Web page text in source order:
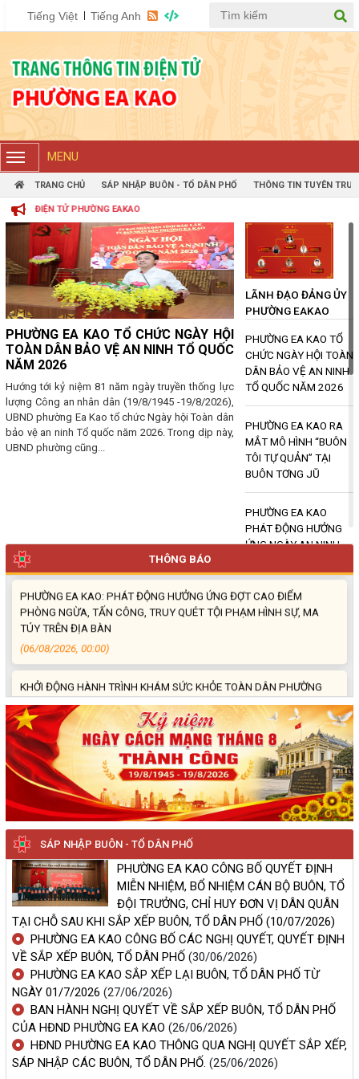
Tiếng Việt Tiếng Anh
MENU
TRANG CHỦ SÁP NHẬP BUÔN - TỔ DÂN PHỐ THÔNG TIN TUYÊN
EAKAO
PHƯỜNG EA KAO TỔ CHỨC NGÀY HỘI
TOÀN DÂN BẢO VỆ AN NINH TỔ QUỐC
NĂM 2026
Hướng tới kỷ niệm 81 năm ngày truyền thống lực
lượng Công an nhân dân (19/8/1945 -19/8/2026),
UBND phường Ea Kao tổ chức Ngày hội Toàn dân
bảo vệ an ninh Tổ quốc năm 2026. Trong dịp này,
UBND phường cũng...
LÃNH ĐẠO ĐẢNG ỦY
PHƯỜNG EAKAO
PHƯỜNG EA KAO TỔ
CHỨC NGÀY HỘI TOÀN
DÂN BẢO VỆ AN NINH
TỔ QUỐC NĂM 2026
PHƯỜNG EA KAO RA
MẮT MÔ HÌNH “BUÔN
TÔI TỰ QUẢN” TẠI
BUÔN TƠNG JŬ
PHƯỜNG EA KAO
PHÁT ĐỘNG HƯỞNG
ỨNG NGÀY AN NINH
2026: “VÌ MỘT KHÔNG
GIAN MẠNG NHÂN
VĂN CHO MỖI NGƯỜI”
PHÁT ĐỘNG HƯỞNG
ỨNG ĐỢT CAO ĐIỂM
PHÒNG NGỪA, TẤN
CÔNG, TRUY QUÉT TỘI
PHẠM HÌNH SỰ, MA
TÚY TRÊN ĐỊA BÀN
KHỞI ĐỘNG HÀNH
TRÌNH KHÁM SỨC
KHỎE TOÀN DÂN
PHƯỜNG EA KAO -
QUẢN LÝ SỨC KHỎE
LÂU DÀI
THÔNG BÁO
LÃNH ĐẠO ĐẢNG ỦY PHƯỜNG EAKAO
(28/07/2027, 00:00)
PHƯỜNG EA KAO TỔ CHỨC NGÀY HỘI TOÀN DÂN BẢO VỆ AN
NINH TỔ QUỐC NĂM 2026
(07/08/2026, 00:00)
PHƯỜNG EA KAO RA MẮT MÔ HÌNH “BUÔN TÔI TỰ QUẢN” TẠI
BUÔN TƠNG JŬ
(07/08/2026, 00:00)
PHƯỜNG EA KAO PHÁT ĐỘNG HƯỞNG ỨNG NGÀY AN NINH MẠNG
VIỆT NAM 2026: “VÌ MỘT KHÔNG GIAN MẠNG NHÂN VĂN CHO
PHƯỜNG EA KAO: PHÁT ĐỘNG HƯỞNG ỨNG ĐỢT CAO ĐIỂM
PHÒNG NGỪA, TẤN CÔNG, TRUY QUÉT TỘI PHẠM HÌNH SỰ, MA
TÚY TRÊN ĐỊA BÀN
(06/08/2026, 00:00)
KHỞI ĐỘNG HÀNH TRÌNH KHÁM SỨC KHỎE TOÀN DÂN PHƯỜNG
EA KAO - PHÁT HIỆN SỚM, QUẢN LÝ SỨC KHỎE LÂU DÀI
(05/08/2026, 00:00)
PHƯỜNG EA KAO: KHÁM SỨC KHỎE MIỄN PHÍ CHO HƠN 850
NGƯỜI DÂN BUÔN ALÊ A
(04/08/2026, 00:00)
PHƯỜNG EA KAO CHỦ ĐỘNG ỨNG PHÓ THIÊN TAI, BẢO ĐẢM AN
TOÀN TÍNH MẠNG VÀ TÀI SẢN NHÂN DÂN
(04/08/2026, 00:00)
“CHECK - IN LỄ HỘI - NHẬN QUÀ LIỀN TAY”: TRẢI NGHIỆM LỄ HỘI
SẦU RIÊNG ĐẮK LẮK NĂM 2026
(04/08/2026, 00:00)
CÔNG AN PHƯỜNG EA KAO KÝ KẾT QUY CHẾ PHỐI HỢP VỚI CÁC
TRƯỜNG ĐẠI HỌC, CAO ĐẲNG TRONG CÔNG TÁC BẢO ĐẢM AN
NINH, TRẬT TỰ TRÊN ĐỊA BÀN
(01/08/2026, 00:00)
LÃNH ĐẠO ĐẢNG ỦY PHƯỜNG EAKAO
(28/07/2027, 00:00)
SÁP NHẬP BUÔN - TỔ DÂN PHỐ
PHƯỜNG EA KAO CÔNG BỐ QUYẾT ĐỊNH
MIỄN NHIỆM, BỔ NHIỆM CÁN BỘ BUÔN, TỔ
ĐỘI TRƯỞNG, CHỈ HUY ĐƠN VỊ DÂN QUÂN
TẠI CHỖ SAU KHI SẮP XẾP BUÔN, TỔ DÂN PHỐ (10/07/2026)
PHƯỜNG EA KAO CÔNG BỐ CÁC NGHỊ QUYẾT, QUYẾT ĐỊNH
VỀ SẮP XẾP BUÔN, TỔ DÂN PHỐ (30/06/2026)
PHƯỜNG EA KAO SẮP XẾP LẠI BUÔN, TỔ DÂN PHỐ TỪ
NGÀY 01/7/2026 (27/06/2026)
BAN HÀNH NGHỊ QUYẾT VỀ SẮP XẾP BUÔN, TỔ DÂN PHỐ
CỦA HĐND PHƯỜNG EA KAO (26/06/2026)
HĐND PHƯỜNG EA KAO THÔNG QUA NGHỊ QUYẾT SẮP XẾP,
SÁP NHẬP CÁC BUÔN, TỔ DÂN PHỐ. (25/06/2026)
KHAI MẠC ĐẠI HỘI THỂ DỤC THỂ THAO PHƯỜNG EA KAO
LẦN THỨ I NĂM 2026
ĐẠI HỘI THỂ DỤC THỂ THAO PHƯỜNG EA KAO LẦN THỨ I
NĂM 2026
ĐỀ XUẤT SỬA CHỮA NÂNG CẤP ĐẬP DÂNG N1B